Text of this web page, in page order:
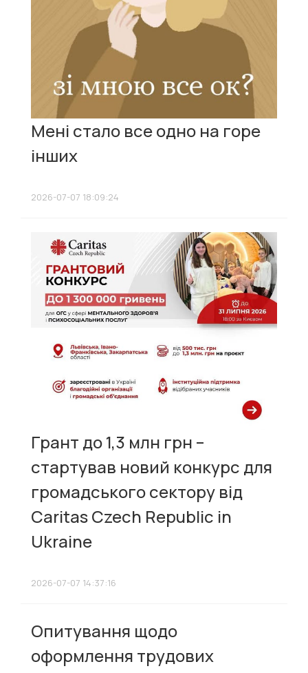
Мені стало все одно на горе
інших
2026-07-07 18:09:24
Грант до 1,3 млн грн –
стартував новий конкурс для
громадського сектору від
Caritas Czech Republic in
Ukraine
2026-07-07 14:37:16
Опитування щодо
оформлення трудових